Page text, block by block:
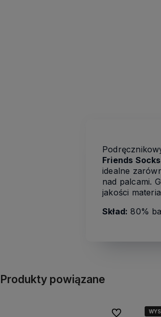
Friends Socks
idealne
nad palcami.
jakości
Skład: 80%
Produkty powiązane
Do ulubionych